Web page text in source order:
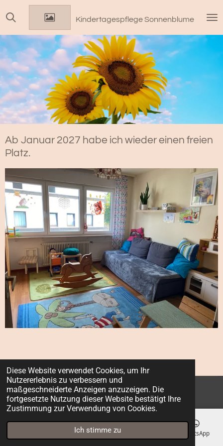
Diese Website verwendet Cookies, um Ihr
Nutzererlebnis zu verbessern und
maßgeschneiderte Anzeigen anzuzeigen. Die
fortgesetzte Nutzung dieser Website bestätigt Ihre
Zustimmung zur Verwendung von Cookies.
Ich stimme zu
Zum
Hauptinhalt
springen
Kindertagespflege Sonnenblume
Ab Januar 2027 habe ich wieder einen freien
Platz.
© 2024 - 2026 Kindertagespflege Sonnenblume
Telefon Karte WhatsApp